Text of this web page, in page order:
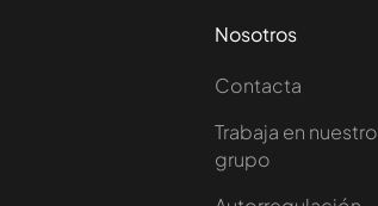
Nosotros
Contacta
Trabaja en nuestro
grupo